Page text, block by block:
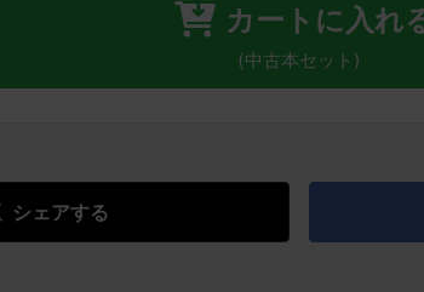
カートに入れ
(中古本セット)
シェアする